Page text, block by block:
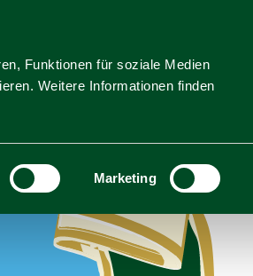
Funktionen für soziale Medien
Weitere Informationen finden
Marketing